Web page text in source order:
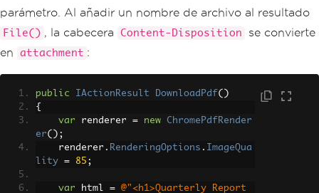
parámetro. Al añadir un nombre de archivo al resultado
File() , la cabecera Content-Disposition
se convierte
en
attachment :
public IActionResult DownloadPdf()
{
var renderer = new
ChromePdfRender
er();
    renderer
. RenderingOptions . ImageQua
lity
= 85 ;
var html =
@"<h1>Quarterly Report